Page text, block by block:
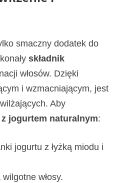
smaczny dodatek do
składnik
włosów. Dzięki
i wzmacniającym, jest
Aby
z jogurtem naturalnym:
jogurtu z łyżką miodu i
włosy.